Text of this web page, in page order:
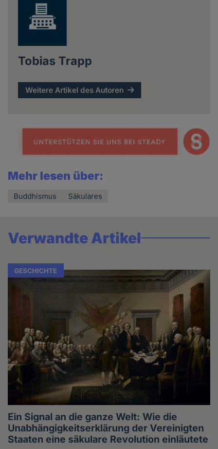
Tobias Trapp
Weitere Artikel des Autoren
Mehr lesen über:
Buddhismus Säkulares
Verwandte Artikel
GESCHICHTE
Ein Signal an die ganze Welt: Wie die
Unabhängigkeitserklärung der Vereinigten
Staaten eine säkulare Revolution einläutete